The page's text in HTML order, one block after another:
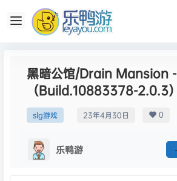
黑暗公馆/Drain Mansion -
（Build.10883378-2.0.3）
slg游戏 23年4月30日 0
乐鸭游